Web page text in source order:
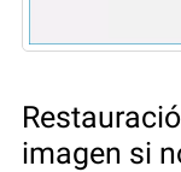
imagen si